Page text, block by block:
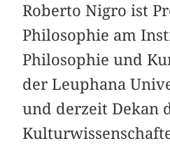
Roberto Nigro ist
Philosophie am
Philosophie und
der Leuphana
und derzeit Dekan